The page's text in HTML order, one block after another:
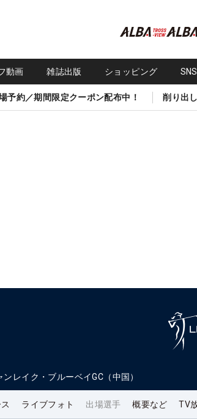
動画 雑誌出版 ショッピング
予約／期間限定クーポン配布中！ 削り出
ンレイク・ブルーベイGC（中国）
ライブフォト 出場選手 概要など TV